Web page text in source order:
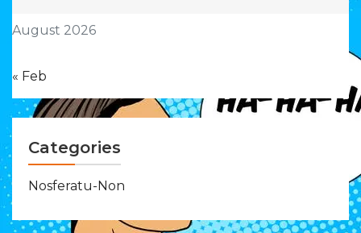
August 2026
« Feb
Categories
Nosferatu-Non